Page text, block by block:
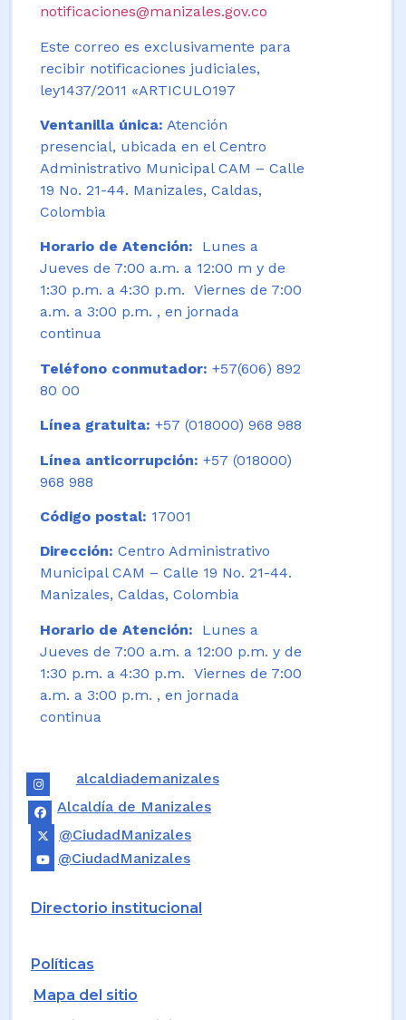
notificaciones@manizales.gov.co
Este correo es exclusivamente para
recibir notificaciones judiciales,
ley1437/2011 «ARTICULO197
Ventanilla única: Atención
presencial, ubicada en el Centro
Administrativo Municipal CAM – Calle
19 No. 21-44. Manizales, Caldas,
Colombia
Horario de Atención:
Lunes a
Jueves de 7:00 a.m. a 12:00 m y de
1:30 p.m. a 4:30 p.m. Viernes de 7:00
a.m. a 3:00 p.m. , en jornada
continua
Teléfono conmutador: +57(606) 892
80 00
Línea gratuita: +57 (018000) 968 988
Línea anticorrupción: +57 (018000)
968 988
Código postal: 17001
Dirección: Centro Administrativo
Municipal CAM – Calle 19 No. 21-44.
Manizales, Caldas, Colombia
Horario de Atención: Lunes a
Jueves de 7:00 a.m. a 12:00 p.m. y de
1:30 p.m. a 4:30 p.m. Viernes de 7:00
a.m. a 3:00 p.m. , en jornada
continua
alcaldiademanizales
Alcaldía de Manizales
@CiudadManizales
@CiudadManizales
Directorio institucional
Políticas
Mapa del sitio